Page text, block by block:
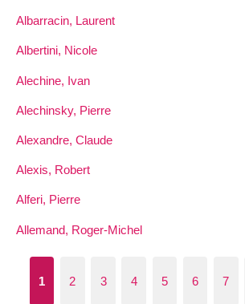
Albarracin, Laurent
Albertini, Nicole
Alechine, Ivan
Alechinsky, Pierre
Alexandre, Claude
Alexis, Robert
Alferi, Pierre
Allemand, Roger-Michel
1 2 3 4 5 6 7